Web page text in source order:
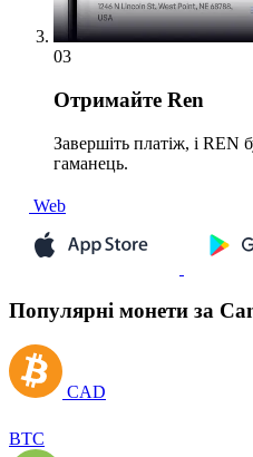
03
Отримайте Ren
Завершіть платіж, і REN
гаманець.
Web
Популярні монети за
CAD
BTC